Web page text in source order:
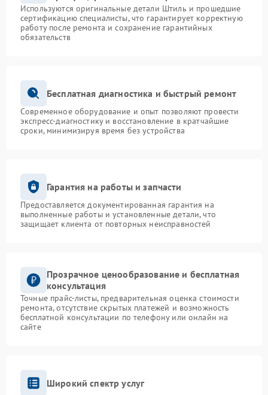
Используются оригинальные детали Штиль и прошедшие
сертификацию специалисты, что гарантирует корректную
работу после ремонта и сохранение гарантийных
обязательств
Бесплатная диагностика и быстрый ремонт
Современное оборудование и опыт позволяют провести
экспресс-диагностику и восстановление в кратчайшие
сроки, минимизируя время без устройства
Гарантия на работы и запчасти
Предоставляется документированная гарантия на
выполненные работы и установленные детали, что
защищает клиента от повторных неисправностей
Прозрачное ценообразование и бесплатная
консультация
Точные прайс-листы, предварительная оценка стоимости
ремонта, отсутствие скрытых платежей и возможность
бесплатной консультации по телефону или онлайн на
сайте
Широкий спектр услуг